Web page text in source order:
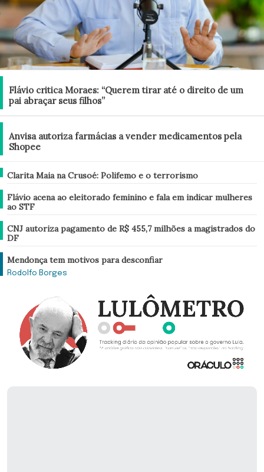
Flávio critica Moraes: “Querem tirar até o direito de um
pai abraçar seus filhos”
Anvisa autoriza farmácias a vender medicamentos pela
Shopee
Brasil
Clarita Maia na Crusoé: Polifemo e o terrorismo
Brasil
Flávio acena ao eleitorado feminino e fala em indicar mulheres
ao STF
Brasil
CNJ autoriza pagamento de R$ 455,7 milhões a magistrados do
DF
Análise
Mendonça tem motivos para desconfiar
Rodolfo Borges